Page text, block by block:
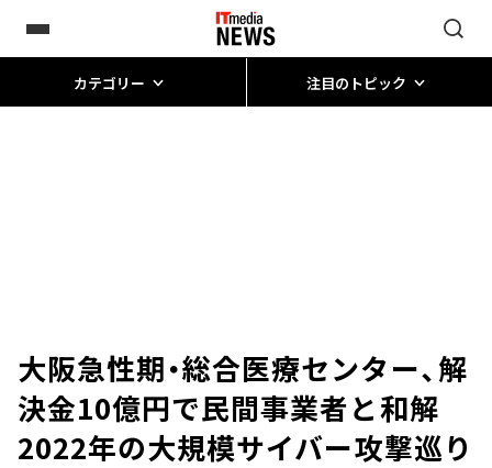
カテゴリー 注目のトピック
大阪急性期・総合医療センター、解
決金10億円で民間事業者と和解
2022年の大規模サイバー攻撃巡り